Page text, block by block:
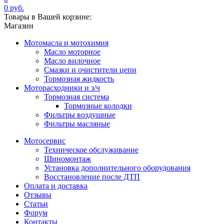
0 руб.
Товары в Вашей корзине:
Магазин
Мотомасла и мотохимия
Масло моторное
Масло вилочное
Смазки и очистители цепи
Тормозная жидкость
Моторасходники и з/ч
Тормозная система
Тормозные колодки
Фильтры воздушные
Фильтры масляные
Мотосервис
Техническое обслуживание
Шиномонтаж
Установка дополнительного оборудования
Восстановление после ДТП
Оплата и доставка
Отзывы
Статьи
Форум
Контакты